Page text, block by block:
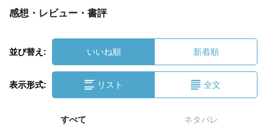
感想・レビュー・書評
並び替え: いいね順 新着順
表示形式: リスト 全文
すべて ネタバレ